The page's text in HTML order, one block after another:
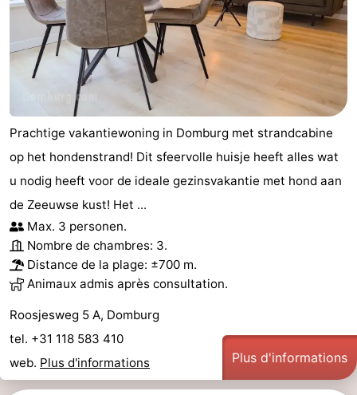
de
vue
-
Terrains
jeux
Aires
de
jeux
intérieures
Bowling
-
Parcours
de
mini-
golf
Centres
de
bien-
être
Villages
&
villes
Nature
Visites
guidées
Sports
-
Piscines
-
Prachtige vakantiewoning in Domburg met strandcabine
op het hondenstrand! Dit sfeervolle huisje heeft alles wat
u nodig heeft voor de ideale gezinsvakantie met hond aan
de Zeeuwse kust! Het ...
Max. 3 personen.
Nombre de chambres: 3.
Distance de la plage: ±700 m.
Animaux admis après consultation.
Roosjesweg 5 A, Domburg
tel. +31 118 583 410
web. Plus d'informations Plus d'informations